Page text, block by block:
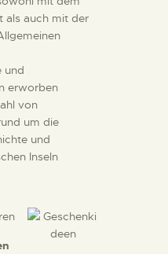
als auch mit der
und
erworben
von
um die
und
Inseln